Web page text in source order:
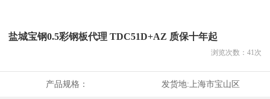
盐城宝钢0.5彩钢板代理 TDC51D+AZ 质保十年起
浏览次数： 41次
产品规格： 发货地: 上海市宝山区